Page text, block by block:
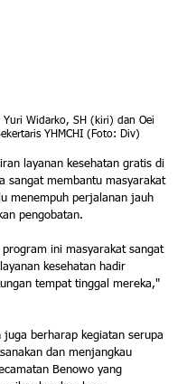
Yuri Widarko, SH (kiri) dan Oei
YHMCHI (Foto: Div)
layanan kesehatan gratis di
sangat membantu masyarakat
menempuh perjalanan jauh
pengobatan.
program ini masyarakat sangat
kesehatan hadir
tempat tinggal mereka,"
juga berharap kegiatan serupa
dan menjangkau
Benowo yang